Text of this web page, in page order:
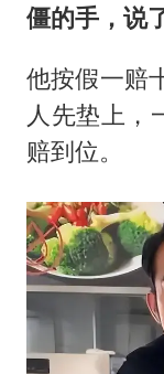
僵的手，说
他按假一赔
人先垫上，
赔到位。